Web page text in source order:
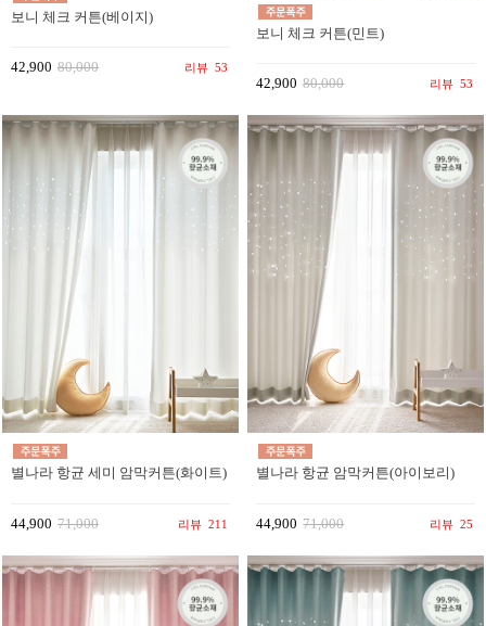
보니 체크 커튼(베이지)
42,900 80,000 리뷰 53
보니 체크 커튼(민트)
42,900 80,000 리뷰 53
별나라 항균 세미 암막커튼(화이트)
44,900 71,000 리뷰 211
별나라 항균 암막커튼(아이보리)
44,900 71,000 리뷰 25